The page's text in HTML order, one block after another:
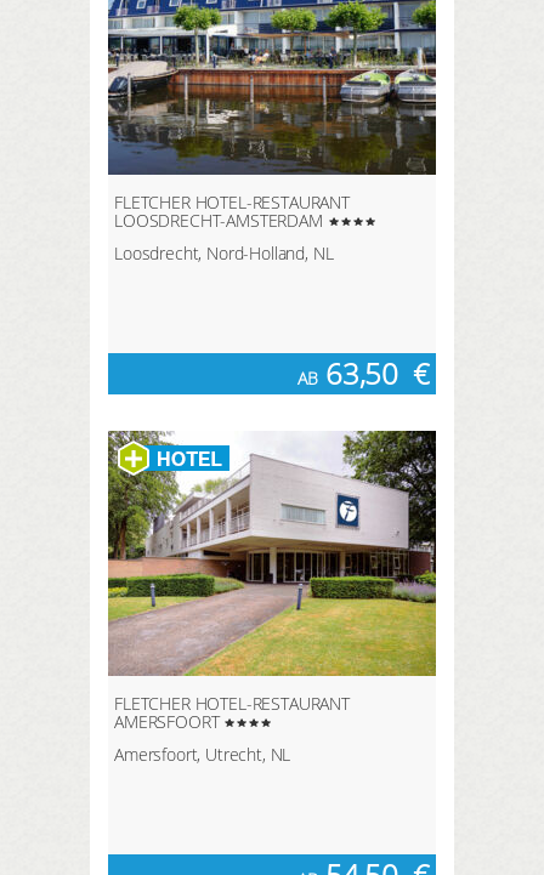
FLETCHER HOTEL-RESTAURANT
LOOSDRECHT-AMSTERDAM
Loosdrecht, Nord-Holland, NL
AB 63,50 €
FLETCHER HOTEL-RESTAURANT
AMERSFOORT
Amersfoort, Utrecht, NL